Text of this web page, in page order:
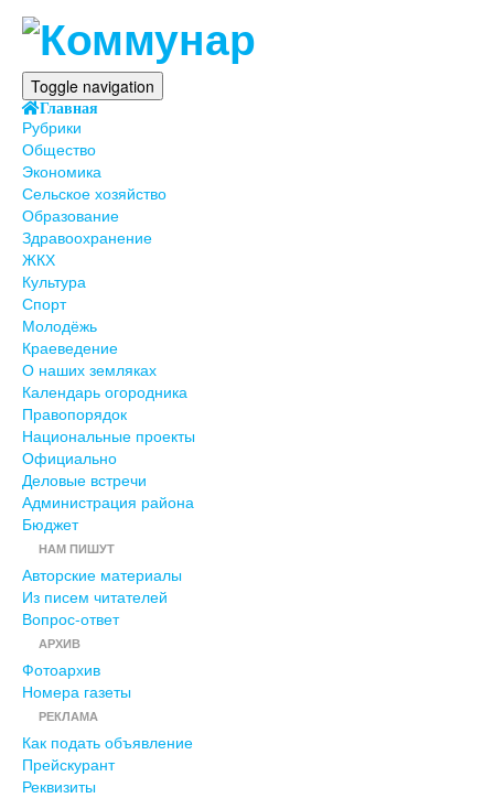
Toggle navigation
Главная
Рубрики
Общество
Экономика
Сельское хозяйство
Образование
Здравоохранение
ЖКХ
Культура
Спорт
Молодёжь
Краеведение
О наших земляках
Календарь огородника
Правопорядок
Национальные проекты
Официально
Деловые встречи
Администрация района
Бюджет
НАМ ПИШУТ
Авторские материалы
Из писем читателей
Вопрос-ответ
АРХИВ
Фотоархив
Номера газеты
РЕКЛАМА
Как подать объявление
Прейскурант
Реквизиты